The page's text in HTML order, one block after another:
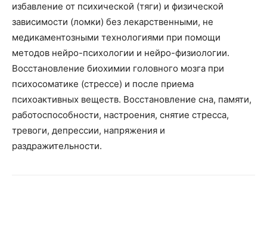
избавление от психической (тяги) и физической
зависимости (ломки) без лекарственными, не
медикаментозными технологиями при помощи
методов нейро-психологии и нейро-физиологии.
Восстановление биохимии головного мозга при
психосоматике (стрессе) и после приема
психоактивных веществ. Восстановление сна, памяти,
работоспособности, настроения, снятие стресса,
тревоги, депрессии, напряжения и
раздражительности.